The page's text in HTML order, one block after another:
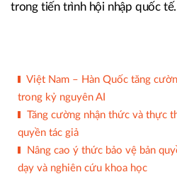
trong tiến trình hội nhập quốc tế.
Việt Nam – Hàn Quốc tăng
trong kỷ nguyên AI
Tăng cường nhận thức và thực
quyền tác giả
Nâng cao ý thức bảo vệ bản
dạy và nghiên cứu khoa học